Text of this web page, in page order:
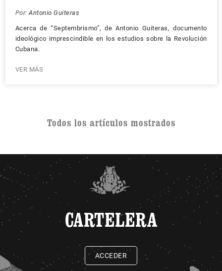
Por: Antonio Guiteras
Acerca de “Septembrismo”, de Antonio Guiteras, documento
ideológico imprescindible en los estudios sobre la Revolución
Cubana.
VER MÁS
Todos los artículos mostrados
CARTELERA
ACCEDER